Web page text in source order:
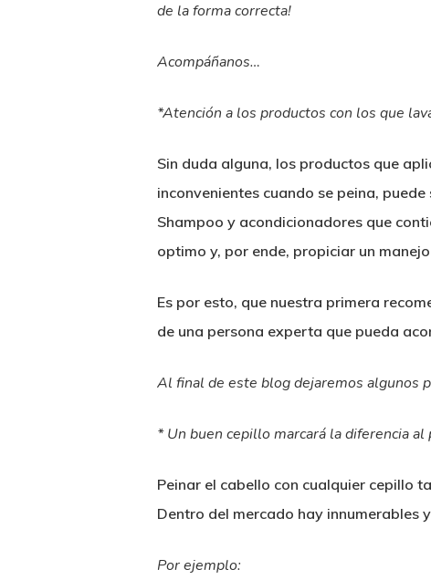
de la forma correcta!
Acompáñanos…
*Atención a los productos con los que
Sin duda alguna, los productos que
inconvenientes cuando se peina,
Shampoo y acondicionadores que
optimo y, por ende, propiciar un
Es por esto, que nuestra primera
de una persona experta que pueda
Al final de este blog dejaremos algunos
* Un buen cepillo marcará la diferencia al
Peinar el cabello con cualquier cepillo
Dentro del mercado hay innumerables
Por ejemplo: